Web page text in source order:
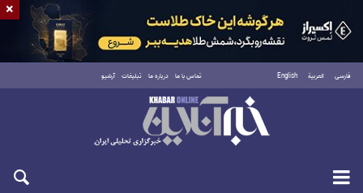
فارسی العربية English تماس با ما درباره ما تبلیغات آرشیو
جمعه ۱۶ مرداد ۱۴۰۵
×